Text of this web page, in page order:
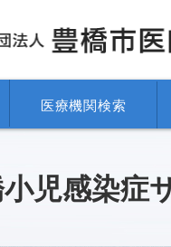
医療機関検索
児感染症